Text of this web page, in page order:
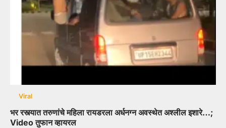
Viral
भर रस्त्यात तरुणांचे महिला रायडरला अर्धनग्न अवस्थेत अश्लील इशारे…;
Video तुफान व्हायरल